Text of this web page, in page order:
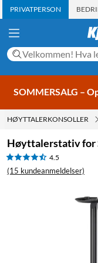
PRIVATPERSON
SOMMERSALG –
HØYTTALERKONSOLLER
Høyttalerstativ for
4.5
(15 kundeanmeldelser)